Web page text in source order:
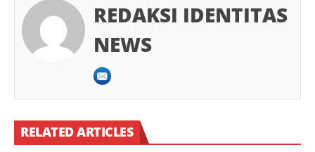
REDAKSI IDENTITAS
NEWS
RELATED ARTICLES